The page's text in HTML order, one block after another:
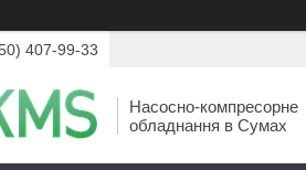
407-99-33
Насосно-компресорне
обладнання в Сумах